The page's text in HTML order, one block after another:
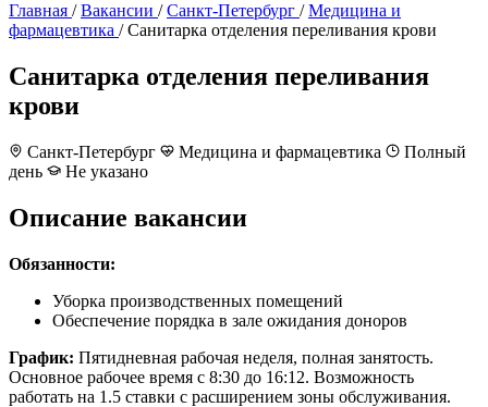
Главная / Вакансии / Санкт-Петербург / Медицина и
фармацевтика / Санитарка отделения переливания крови
Санитарка отделения переливания
крови
Санкт-Петербург Медицина и фармацевтика
Полный
день
Не указано
Описание вакансии
Обязанности:
Уборка производственных помещений
Обеспечение порядка в зале ожидания доноров
График: Пятидневная рабочая неделя, полная занятость.
Основное рабочее время с 8:30 до 16:12. Возможность
работать на 1.5 ставки с расширением зоны обслуживания.